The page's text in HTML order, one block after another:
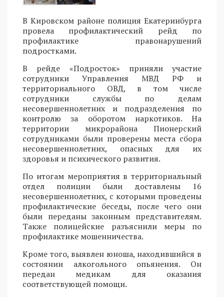
В Кировском районе полиция Екатеринбурга
провела профилактический рейд по
профилактике правонарушений
подростками.
В рейде «Подросток» приняли участие
сотрудники Управления МВД РФ и
территориального ОВД, в том числе
сотрудники службы по делам
несовершеннолетних и подразделения по
контролю за оборотом наркотиков. На
территории микрорайона Пионерский
сотрудниками были проверены места сбора
несовершеннолетних, опасных для их
здоровья и психического развития.
По итогам мероприятия в территориальный
отдел полиции были доставлены 16
несовершеннолетних, с которыми проведены
профилактические беседы, после чего они
были переданы законным представителям.
Также полицейские разъяснили меры по
профилактике мошенничества.
Кроме того, выявлен юноша, находившийся в
состоянии алкогольного опьянения. Он
передан медикам для оказания
соответствующей помощи.